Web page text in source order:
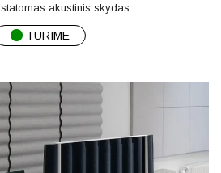
akustinis skydas
TURIME